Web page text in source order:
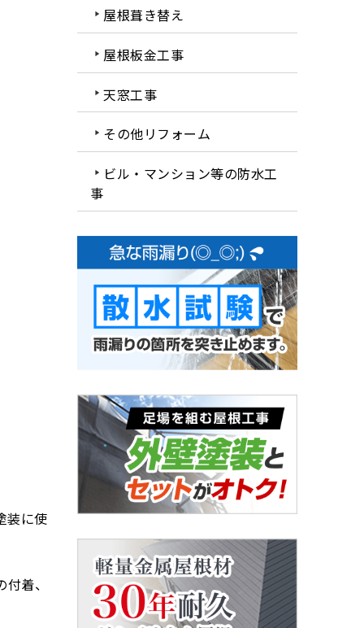
装に使
着、
屋根葺き替え
屋根板金工事
天窓工事
その他リフォーム
ビル・マンション等の防水工
事